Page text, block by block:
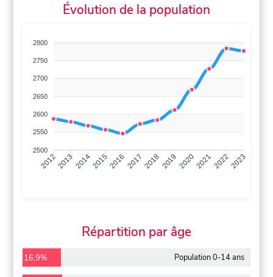
Évolution de la population
2800
2750
2700
2650
2600
2550
2500
201220132014201520162017 20182019 2020202120222023
Répartition par âge
16,9% Population 0-14 ans